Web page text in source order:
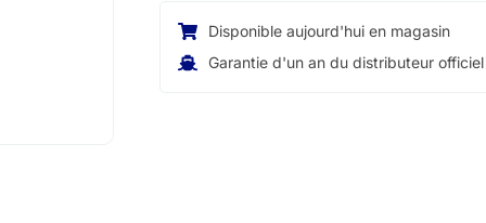
Disponible aujourd'hui en magasin
Garantie d'un an du distributeur